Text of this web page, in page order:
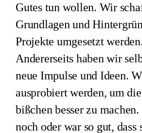
Gutes tun wollen. Wir
Grundlagen und
Projekte umgesetzt
Andererseits haben wir
neue Impulse und Ideen.
ausprobiert werden, um
bißchen besser zu
noch oder war so gut, dass